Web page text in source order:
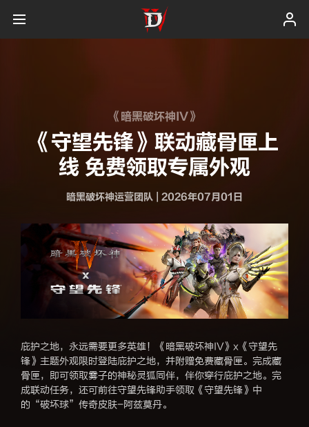
《暗黑破坏神IV》
《守望先锋》联动藏骨匣上
线 免费领取专属外观
暗黑破坏神运营团队 2026年07月01日
庇护之地，永远需要更多英雄！《暗黑破坏神IV》x《守望先
锋》主题外观限时登陆庇护之地，并附赠免费藏骨匣。完成藏
骨匣，即可领取雾子的神秘灵狐同伴，伴你穿行庇护之地。完
成联动任务，还可前往守望先锋助手领取《守望先锋》中
的“破坏球”传奇皮肤-阿兹莫丹。